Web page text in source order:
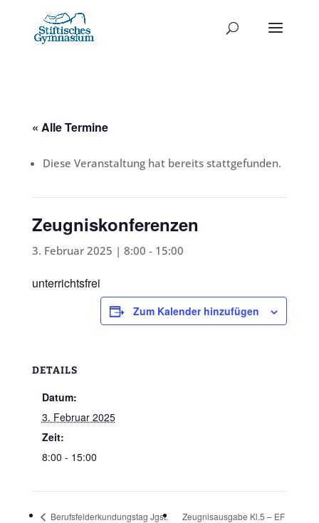
« Alle Termine
Diese Veranstaltung hat bereits stattgefunden.
Zeugniskonferenzen
3. Februar 2025 | 8:00 - 15:00
unterrichtsfrei
Zum Kalender hinzufügen
DETAILS
Datum:
3. Februar 2025
Zeit:
8:00 - 15:00
Berufsfelderkundungstag Jgst.
Zeugnisausgabe Kl.5 – EF